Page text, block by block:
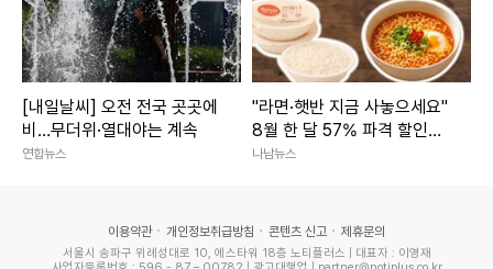
[내일날씨] 오전 전국 곳곳에
비…무더위·열대야는 계속
연합뉴스
"라면·햇반 지금 사놓으세요"
8월 한 달 57% 파격 할인행
사 3800개 품목 마트
나남뉴스
이용약관 개인정보취급방침 콘텐츠 신고 제휴문의
서울시 송파구 위례성대로 10, 에스타워 18층 노티플러스 | 대표자 : 이영재